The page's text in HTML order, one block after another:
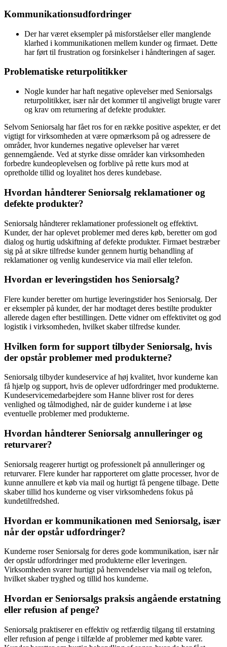
Kommunikationsudfordringer
Der har været eksempler på misforståelser eller manglende
klarhed i kommunikationen mellem kunder og firmaet. Dette
har ført til frustration og forsinkelser i håndteringen af sager.
Problematiske returpolitikker
Nogle kunder har haft negative oplevelser med Seniorsalgs
returpolitikker, især når det kommer til angiveligt brugte varer
og krav om returnering af defekte produkter.
Selvom Seniorsalg har fået ros for en række positive aspekter, er det
vigtigt for virksomheden at være opmærksom på og adressere de
områder, hvor kundernes negative oplevelser har været
gennemgående. Ved at styrke disse områder kan virksomheden
forbedre kundeoplevelsen og forblive på rette kurs mod at
opretholde tillid og loyalitet hos deres kundebase.
Hvordan håndterer Seniorsalg reklamationer og
defekte produkter?
Seniorsalg håndterer reklamationer professionelt og effektivt.
Kunder, der har oplevet problemer med deres køb, beretter om god
dialog og hurtig udskiftning af defekte produkter. Firmaet bestræber
sig på at sikre tilfredse kunder gennem hurtig behandling af
reklamationer og venlig kundeservice via mail eller telefon.
Hvordan er leveringstiden hos Seniorsalg?
Flere kunder beretter om hurtige leveringstider hos Seniorsalg. Der
er eksempler på kunder, der har modtaget deres bestilte produkter
allerede dagen efter bestillingen. Dette vidner om effektivitet og god
logistik i virksomheden, hvilket skaber tilfredse kunder.
Hvilken form for support tilbyder Seniorsalg, hvis
der opstår problemer med produkterne?
Seniorsalg tilbyder kundeservice af høj kvalitet, hvor kunderne kan
få hjælp og support, hvis de oplever udfordringer med produkterne.
Kundeservicemedarbejdere som Hanne bliver rost for deres
venlighed og tålmodighed, når de guider kunderne i at løse
eventuelle problemer med produkterne.
Hvordan håndterer Seniorsalg annulleringer og
returvarer?
Seniorsalg reagerer hurtigt og professionelt på annulleringer og
returvarer. Flere kunder har rapporteret om glatte processer, hvor de
kunne annullere et køb via mail og hurtigt få pengene tilbage. Dette
skaber tillid hos kunderne og viser virksomhedens fokus på
kundetilfredshed.
Hvordan er kommunikationen med Seniorsalg, især
når der opstår udfordringer?
Kunderne roser Seniorsalg for deres gode kommunikation, især når
der opstår udfordringer med produkterne eller leveringen.
Virksomheden svarer hurtigt på henvendelser via mail og telefon,
hvilket skaber tryghed og tillid hos kunderne.
Hvordan er Seniorsalgs praksis angående erstatning
eller refusion af penge?
Seniorsalg praktiserer en effektiv og retfærdig tilgang til erstatning
eller refusion af penge i tilfælde af problemer med købte varer.